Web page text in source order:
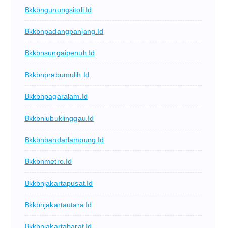
Bkkbngunungsitoli.id
Bkkbnpadangpanjang.id
Bkkbnsungaipenuh.id
Bkkbnprabumulih.id
Bkkbnpagaralam.id
Bkkbnlubuklinggau.id
Bkkbnbandarlampung.id
Bkkbnmetro.id
Bkkbnjakartapusat.id
Bkkbnjakartautara.id